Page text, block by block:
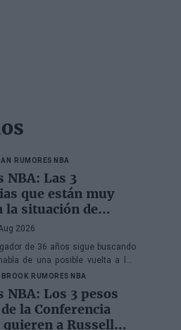
RUMORES NBA
NBA: Las 3
que están muy
la situación de
2026
de 36 años sigue buscando
de una posible vuelta a los
o San Antonio Spurs, mientras
también forma parte de la
RUMORES NBA
NBA: Los 3 pesos
la Conferencia
quieren a Russell